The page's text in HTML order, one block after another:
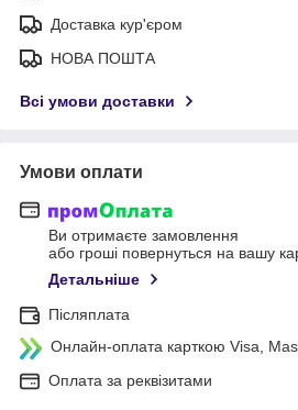
Доставка кур'єром
НОВА ПОШТА
Всі умови доставки
Умови оплати
Ви отримаєте замовлення
або гроші повернуться на вашу
Детальніше
Післяплата
Онлайн-оплата карткою Visa,
Оплата за реквізитами